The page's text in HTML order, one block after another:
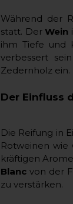
Während der
statt. DerWein
ihm Tiefe und
verbessert
Zedernholz ein.
Der Einfluss
Die Reifung in
Rotweinen wie
kräftigen
Blanc von der
zu verstärken.